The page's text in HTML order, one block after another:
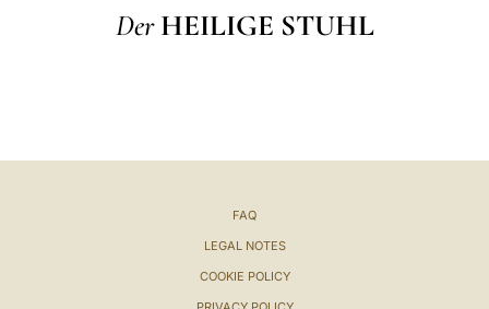
Der HEILIGE STUHL
FAQ
LEGAL NOTES
COOKIE POLICY